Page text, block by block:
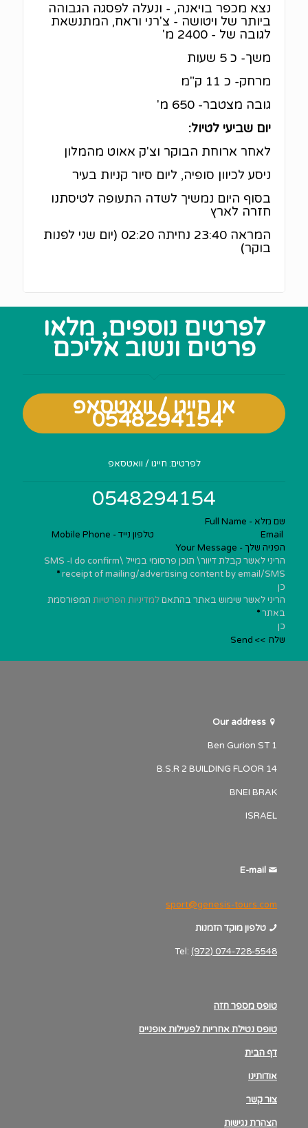
נצא מכפר בויאנה, - ונעלה לפסגה הגבוהה
ביותר של ויטושה - צ'רני וראח, המתנשאת
לגובה של - 2400 מ'
משך- כ 5 שעות
מרחק- כ 11 ק"מ
גובה מצטבר- 650 מ'
יום שביעי לטיול:
לאחר ארוחת הבוקר וצ'ק אאוט מהמלון
ניסע לכיוון סופיה, ליום סיור קניות בעיר
בסוף היום נמשיך לשדה התעופה לטיסתנו
חזרה לארץ
המראה 23:40 נחיתה 02:20 (יום שני לפנות
בוקר)
לפרטים נוספים, מלאו
פרטים ונשוב אליכם
או חייגו / וואטסאפ
0548294154
לפרטים: חייגו / וואטסאפ
0548294154
הריני לאשר קבלת דיוור\ תוכן פרסומי במייל \SMS -I do confirm
receipt of mailing/advertising content by email/SMS
*
כן
הריני לאשר שימוש באתר בהתאםלמדיניות הפרטיות המפורסמת
באתר*
כן
שלח >> Send
1 Ben Gurion ST
B.S.R 2 BUILDING FLOOR 14
BNEI BRAK
ISRAEL
sport@genesis-tours.com
טלפון מוקד הזמנות
Tel: (972) 074-728-5548
טופס מספר חזה
טופס נטילת אחריות לפעילות אופניים
דף הבית
אודותינו
צור קשר
הצהרת נגישות